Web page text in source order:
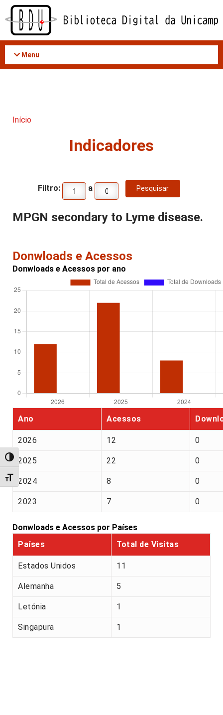
Acessar
conteúdo
Alternar alto contraste
Alternar tamanho da fonte
Menu
Início
Indicadores
Filtro: a
MPGN secondary to Lyme disease.
Donwloads e Acessos
Donwloads e Acessos por ano
Ano Acessos
2026 12 0
2025 22 0
2024 8 0
2023 7 0
Donwloads e Acessos por Países
Países
Total de Visitas
Estados Unidos 11
Alemanha 5
Letónia 1
Singapura 1